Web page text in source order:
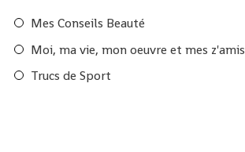
Mes Conseils Beauté
Moi, ma vie, mon oeuvre et mes z'amis
Trucs de Sport